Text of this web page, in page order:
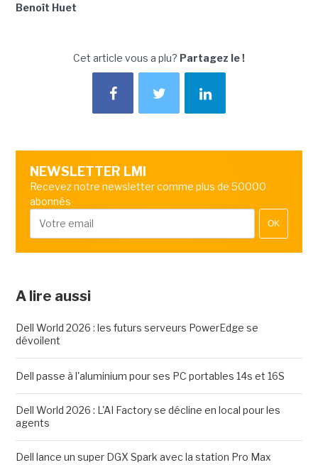
Benoît Huet
Cet article vous a plu? Partagez le !
NEWSLETTER LMI
Recevez notre newsletter comme plus de 50000
abonnés
OK
A lire aussi
Dell World 2026 : les futurs serveurs PowerEdge se
dévoilent
Dell passe à l'aluminium pour ses PC portables 14s et 16S
Dell World 2026 : L'AI Factory se décline en local pour les
agents
Dell lance un super DGX Spark avec la station Pro Max